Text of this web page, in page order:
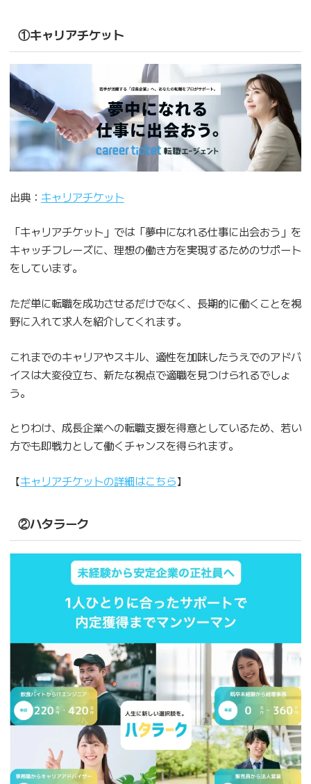
①キャリアチケット
出典： キャリアチケット
「キャリアチケット」では「夢中になれる仕事に出会おう」を
キャッチフレーズに、理想の働き方を実現するためのサポート
をしています。
ただ単に転職を成功させるだけでなく、長期的に働くことを視
野に入れて求人を紹介してくれます。
これまでのキャリアやスキル、適性を加味したうえでのアドバ
イスは大変役立ち、新たな視点で適職を見つけられるでしょ
う。
とりわけ、成長企業への転職支援を得意としているため、若い
方でも即戦力として働くチャンスを得られます。
【キャリアチケットの詳細はこちら】
②ハタラーク